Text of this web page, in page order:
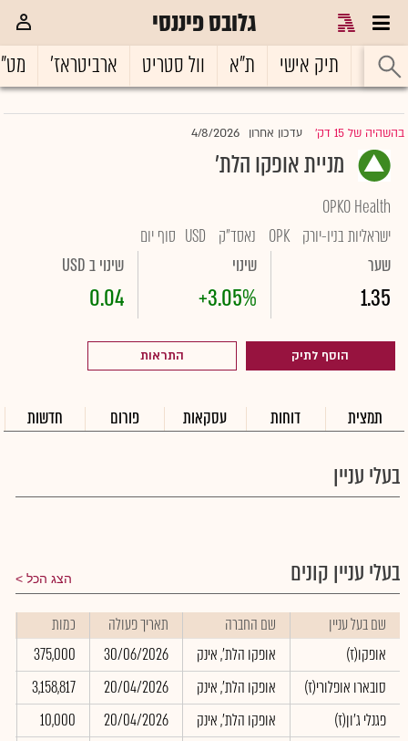
גלובס פיננסי
ראשי תיק אישי ת"א וול סטריט ארביטראז'
בהשהיה של 15 דק' |עדכון אחרון 4/8/2026
מניית אופקו הלת'
OPKO Health
ישראליות בניו-יורק OPK נאסד"ק USD סוף יום
שער
1.35
שינוי
+3.05%
שינוי ב USD
0.04
הוסף לתיק התראות
תמצית דוחות עסקאות פורום חדשות
בעלי עניין
בעלי עניין קונים הצג הכל
שם בעל עניין שם החברה תאריך פעולה כמות
אופקו(ז)
אופקו הלת', אינק 30/06/2026
375,000
סובארו אופלורי(ז)
אופקו הלת', אינק 20/04/2026
3,158,817
פגנלי ג'ון(ז)
אופקו הלת', אינק 20/04/2026
10,000